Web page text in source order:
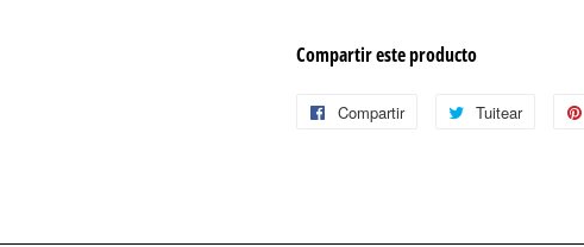
Compartir este producto
Compartir
CompartirTuitear
Tuitear